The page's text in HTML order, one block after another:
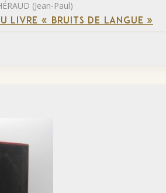
(Jean-Paul)
LIVRE « BRUITS DE LANGUE »